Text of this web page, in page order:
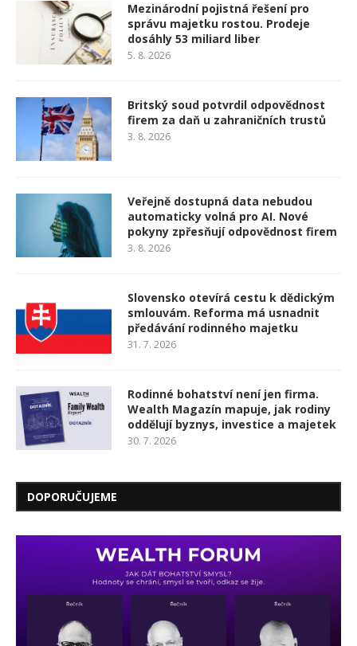
Mezinárodní pojistná řešení pro
správu majetku rostou. Prodeje
dosáhly 53 miliard liber
5. 8. 2026
Britský soud potvrdil odpovědnost
firem za daň u zahraničních trustů
3. 8. 2026
Veřejně dostupná data nebudou
automaticky volná pro AI. Nové
pokyny zpřesňují odpovědnost firem
3. 8. 2026
Slovensko otevírá cestu k dědickým
smlouvám. Reforma má usnadnit
předávání rodinného majetku
31. 7. 2026
Rodinné bohatství není jen firma.
Wealth Magazín mapuje, jak rodiny
oddělují byznys, investice a majetek
30. 7. 2026
DOPORUČUJEME